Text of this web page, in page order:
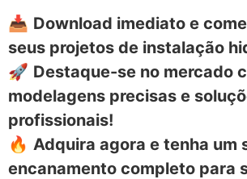
📥 Download imediato e
seus projetos de instalação
🚀 Destaque-se no mercado
modelagens precisas e
profissionais!
🔥 Adquira agora e tenha um
encanamento completo para